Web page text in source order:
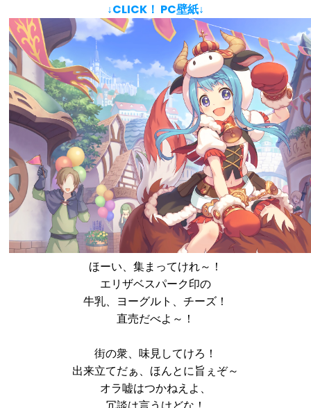
↓CLICK！ PC壁紙↓
ほーい、集まってけれ～！
エリザベスパーク印の
牛乳、ヨーグルト、チーズ！
直売だべよ～！
街の衆、味見してけろ！
出来立てだぁ、ほんとに旨ぇぞ～
オラ嘘はつかねえよ、